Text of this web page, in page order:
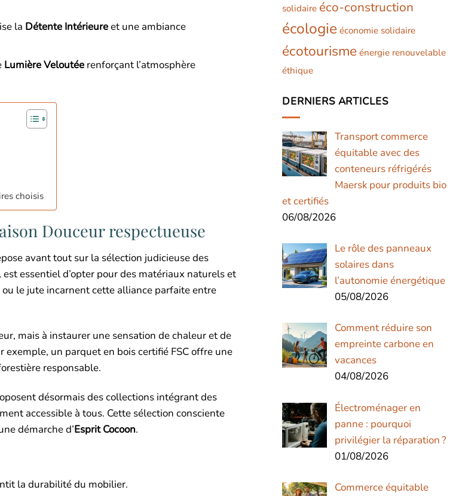
la Détente Intérieureet une ambiance
Lumière Veloutée renforçant l’atmosphère
choisis
Douceur respectueuse
avant tout sur la sélection judicieuse des
essentiel d’opter pour des matériaux naturels et
le jute incarnent cette alliance parfaite entre
mais à instaurer une sensation de chaleur et de
un parquet en bois certifié FSC offre une
responsable.
désormais des collections intégrant des
accessible à tous. Cette sélection consciente
démarche d’Esprit Cocoon.
la durabilité du mobilier.
solidaire éco-construction
écologie économie solidaire
écotourisme énergie renouvelable
éthique
DERNIERS ARTICLES
Transport commerce
équitable avec des
conteneurs réfrigérés
Maersk pour produits bio
et certifiés
06/08/2026
Le rôle des panneaux
solaires dans
l’autonomie énergétique
05/08/2026
Comment réduire son
empreinte carbone en
vacances
04/08/2026
Électroménager en
panne : pourquoi
privilégier la réparation ?
01/08/2026
Commerce équitable